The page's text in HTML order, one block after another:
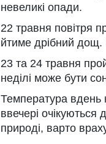
невеликі опади.
22 травня повітря
йтиме дрібний дощ.
23 та 24 травня
неділі може бути
Температура вдень
ввечері
природі, варто